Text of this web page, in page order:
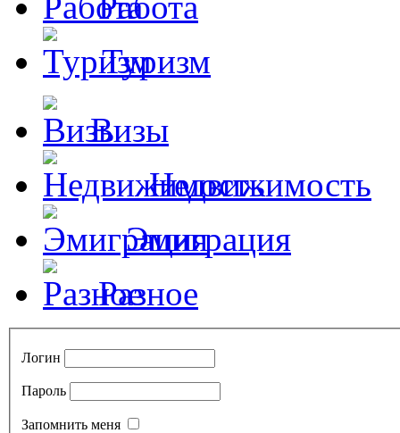
Туризм
Визы
Недвижимость
Эмиграция
Разное
Логин
Пароль
Запомнить меня